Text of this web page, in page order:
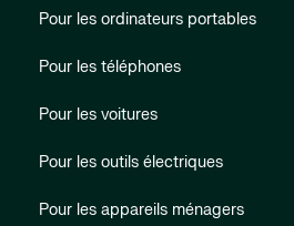
Pour les ordinateurs portables
Pour les téléphones
Pour les voitures
Pour les outils électriques
Pour les appareils ménagers